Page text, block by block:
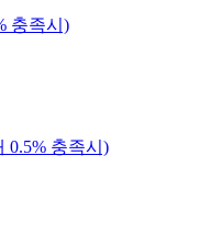
충족시)
0.5% 충족시)